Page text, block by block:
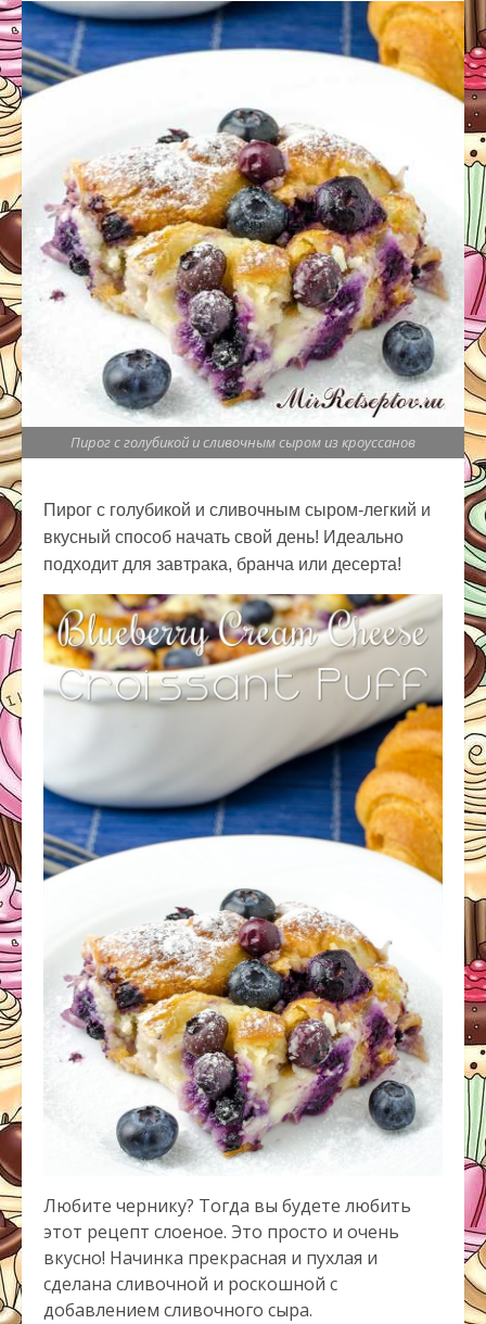
Пирог с голубикой и сливочным сыром из кроуссанов
Пирог с голубикой и сливочным сыром-легкий и
вкусный способ начать свой день! Идеально
подходит для завтрака, бранча или десерта!
Любите чернику? Тогда вы будете любить
этот рецепт слоеное. Это просто и очень
вкусно! Начинка прекрасная и пухлая и
сделана сливочной и роскошной с
добавлением сливочного сыра.